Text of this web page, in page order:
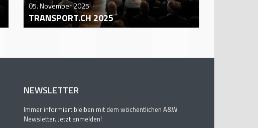
05. November 2025
TRANSPORT.CH 2025
NEWSLETTER
Immer informiert bleiben mit dem wöchentlichen A&W
Newsletter. Jetzt anmelden!